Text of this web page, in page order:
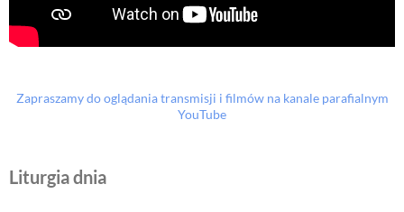
Zapraszamy do oglądania transmisji i filmów na kanale parafialnym
YouTube
Liturgia dnia